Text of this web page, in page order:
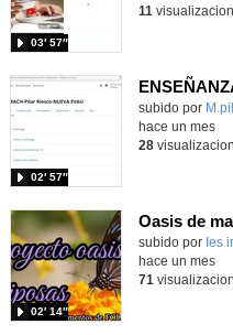
03′ 57″
11
Contenido
subido por
02′ 57″
hace un mes
28
subido por Ies
02′ 14″
hace un mes
71